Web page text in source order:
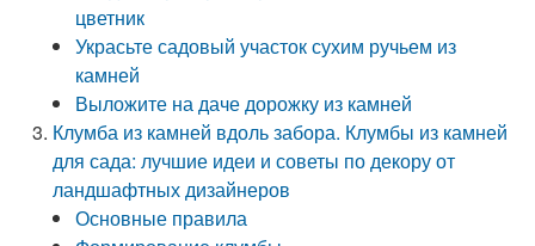
цветник
Украсьте садовый участок сухим ручьем из
камней
Выложите на даче дорожку из камней
Клумба из камней вдоль забора. Клумбы из камней
для сада: лучшие идеи и советы по декору от
ландшафтных дизайнеров
Основные правила